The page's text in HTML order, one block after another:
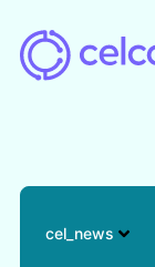
cel_news